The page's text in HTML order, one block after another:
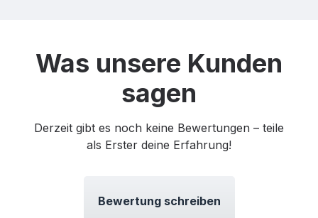
Was unsere Kunden
sagen
Derzeit gibt es noch keine Bewertungen – teile
als Erster deine Erfahrung!
Bewertung schreiben